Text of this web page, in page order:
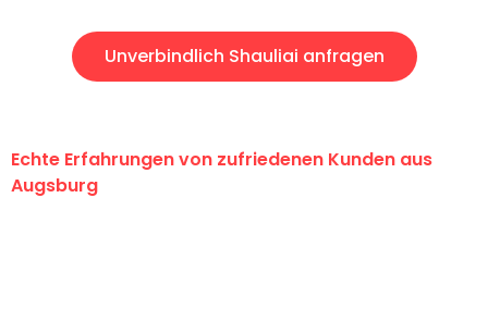
Unverbindlich Shauliai anfragen
Echte Erfahrungen von zufriedenen Kunden aus
Augsburg